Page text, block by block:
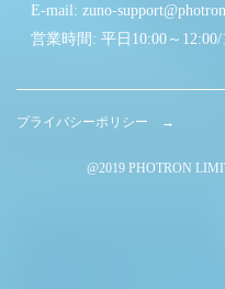
E-mail: zuno-
営業時間: 平日10:00～12:00/
プライバシーポリシー →
@2019 PHOTRON